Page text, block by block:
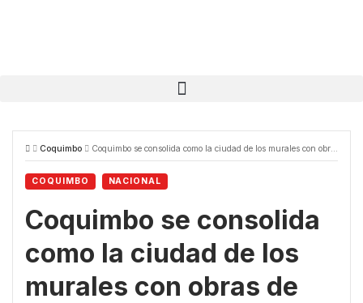
Coquimbo Coquimbo se consolida como la ciudad de los murales con obras de destacados artistas en el primer museo al aire libre
COQUIMBO NACIONAL
Coquimbo se consolida
como la ciudad de los
murales con obras de